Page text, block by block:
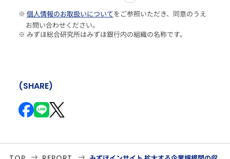
※ 個人情報のお取扱いについてをご参照いただき、同意のうえ
お問い合わせください。
※ みずほ総合研究所はみずほ銀行内の組織の名称です。
(SHARE)